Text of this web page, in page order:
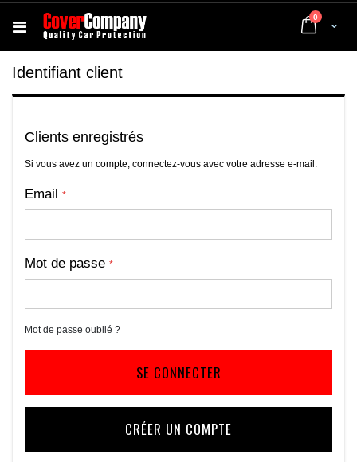
Cart
0 articles
Identifiant client
Clients enregistrés
Si vous avez un compte, connectez-vous avec votre adresse e-mail.
Email
Mot de passe
Mot de passe oublié ?
SE CONNECTER
CRÉER UN COMPTE